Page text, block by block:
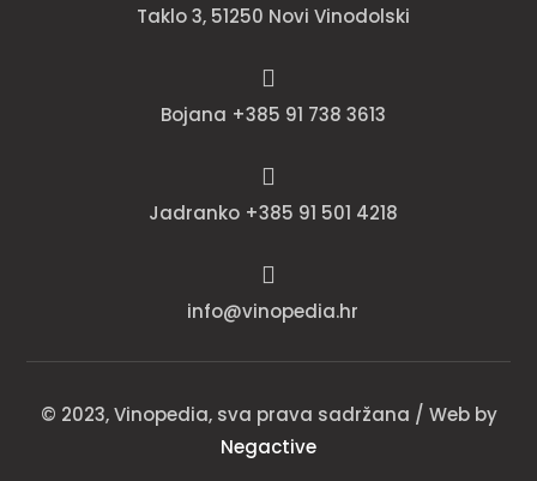
Taklo 3, 51250 Novi Vinodolski

Bojana +385 91 738 3613

Jadranko +385 91 501 4218

info@vinopedia.hr
© 2023, Vinopedia, sva prava sadržana / Web by
Negactive